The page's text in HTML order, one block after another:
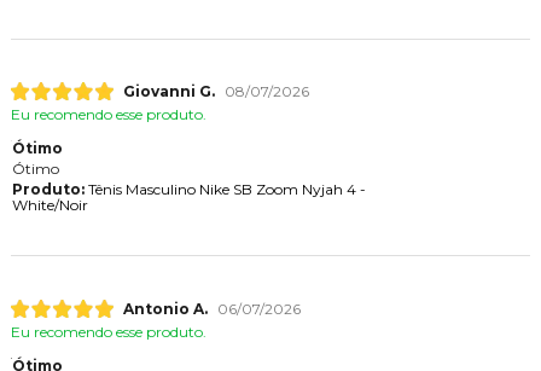
Giovanni G.
08/07/2026
Eu recomendo esse produto.
Ótimo
Ótimo
Produto:Tênis Masculino Nike SB Zoom Nyjah 4 -
White/Noir
Antonio A.
06/07/2026
Eu recomendo esse produto.
Ótimo